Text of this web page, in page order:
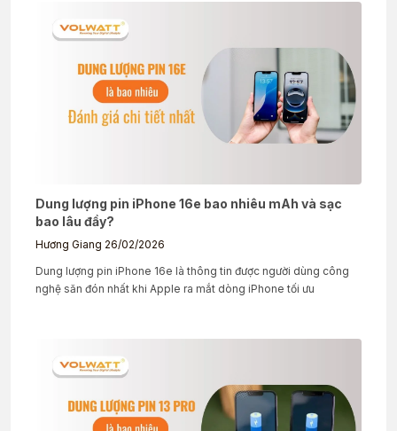
Dung lượng pin iPhone 16e bao nhiêu mAh và sạc
bao lâu đầy?
Hương Giang 26/02/2026
Dung lượng pin iPhone 16e là thông tin được người dùng công
nghệ săn đón nhất khi Apple ra mắt dòng iPhone tối ưu